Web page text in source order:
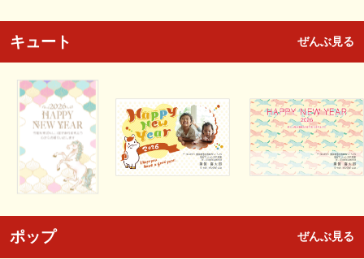
キュート ぜんぶ見る
ポップ ぜんぶ見る